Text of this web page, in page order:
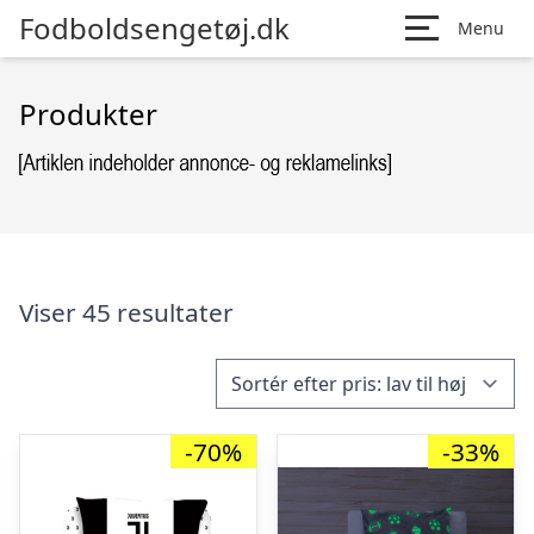
Fodboldsengetøj.dk Menu
Produkter
Viser 45 resultater
-70% -33%